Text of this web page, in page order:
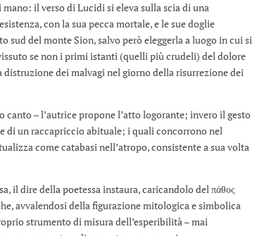
mano: il verso di Lucidi si eleva sulla scia di una
con la sua pecca mortale, e le sue doglie
del monte Sion, salvo però eleggerla a luogo in cui si
se non i primi istanti (quelli più crudeli) del dolore
dei malvagi nel giorno della risurrezione dei
– l’autrice propone l’atto logorante; invero il gesto
di un raccapriccio abituale; i quali concorrono nel
come catabasi nell’atropo, consistente a sua volta
il dire della poetessa instaura, caricandolo del πάθος
avvalendosi della figurazione mitologica e simbolica
strumento di misura dell’esperibilità – mai